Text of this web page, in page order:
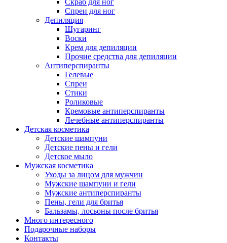
Спреи для ног
Депиляция
Шугаринг
Воски
Крем для депиляции
Прочие средства для депиляции
Антиперспиранты
Гелевые
Спреи
Стики
Роликовые
Кремовые антиперспиранты
Лечебные антиперспиранты
Детская косметика
Детские шампуни
Детские пены и гели
Детское мыло
Мужская косметика
Уходы за лицом для мужчин
Мужские шампуни и гели
Мужские антиперспиранты
Пены, гели для бритья
Бальзамы, лосьоны после бритья
Много интересного
Подарочные наборы
Контакты